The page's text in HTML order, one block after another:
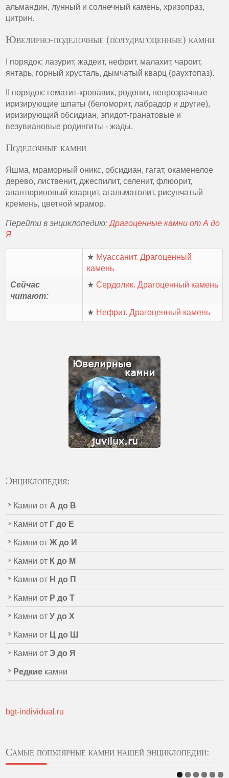
альмандин, лунный и солнечный камень, хризопраз,
цитрин.
Ювелирно-поделочные (полудрагоценные) камни
I порядок: лазурит, жадеит, нефрит, малахит, чароит,
янтарь, горный хрусталь, дымчатый кварц (раухтопаз).
II порядок: гематит-кровавик, родонит, непрозрачные
иризирующие шпаты (беломорит, лабрадор и другие),
иризирующий обсидиан, эпидот-гранатовые и
везувиановые родингиты - жады.
Поделочные камни
Яшма, мраморный оникс, обсидиан, гагат, окаменелое
дерево, лиственит, джеспилит, селенит, флюорит,
авантюриновый кварцит, агальматолит, рисунчатый
кремень, цветной мрамор.
Перейти в энциклопедию:Драгоценные камни от А до
Я
★ Муассанит. Драгоценный
камень
Сейчас
читают:
★Сердолик. Драгоценный камень
★ Нефрит. Драгоценный камень
Энциклопедия:
Камни от А до В
Камни от Г до Е
Камни отЖ до И
Камни от К до М
Камни от Н до П
Камни от Р до Т
Камни отУ до Х
Камни от Ц до Ш
Камни отЭ до Я
Редкие камни
bgt-individual.ru
Самые популярные камни нашей энциклопедии: